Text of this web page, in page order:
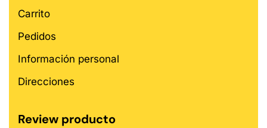
Carrito
Pedidos
Información personal
Direcciones
Review producto